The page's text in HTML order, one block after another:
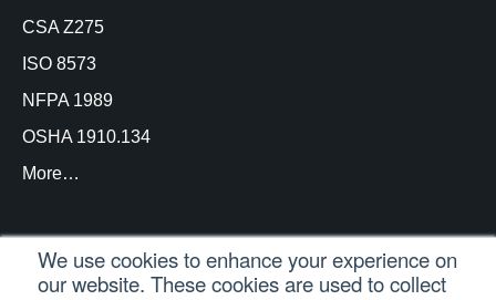
We use cookies to enhance your experience on
our website. These cookies are used to collect
CSA Z275
ISO 8573
NFPA 1989
OSHA 1910.134
More…
© Copyright Trace Analytics, LLC 2021 |Login do